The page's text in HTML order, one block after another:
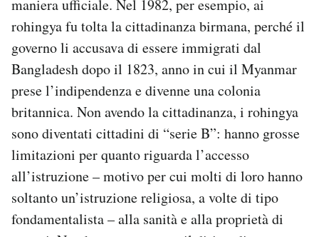
maniera ufficiale. Nel 1982, per esempio, ai
rohingya fu tolta la cittadinanza birmana, perché il
governo li accusava di essere immigrati dal
Bangladesh dopo il 1823, anno in cui il Myanmar
prese l’indipendenza e divenne una colonia
britannica. Non avendo la cittadinanza, i rohingya
sono diventati cittadini di “serie B”: hanno grosse
limitazioni per quanto riguarda l’accesso
all’istruzione – motivo per cui molti di loro hanno
soltanto un’istruzione religiosa, a volte di tipo
fondamentalista – alla sanità e alla proprietà di